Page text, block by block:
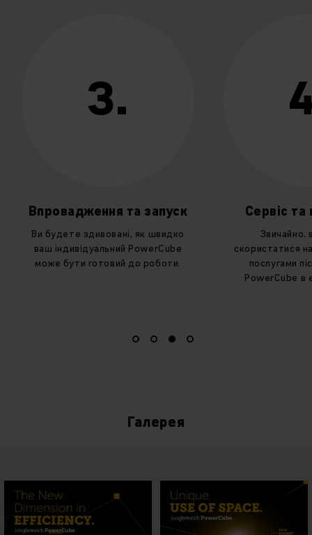
3.
Впровадження та запуск
Ви будете здивовані, як швидко
ваш індивідуальний PowerCube
може бути готовий до роботи.
Сервіс та
Звичайно,
скористатися
послугами
PowerCube в
Галерея